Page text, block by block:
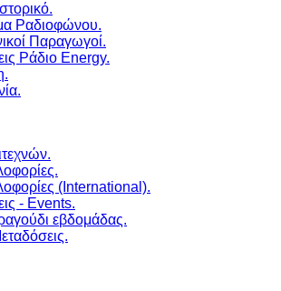
Ραδιοφώνου.
Παραγωγοί.
Ράδιο Energy.
(International).
- Events.
εβδομάδας.